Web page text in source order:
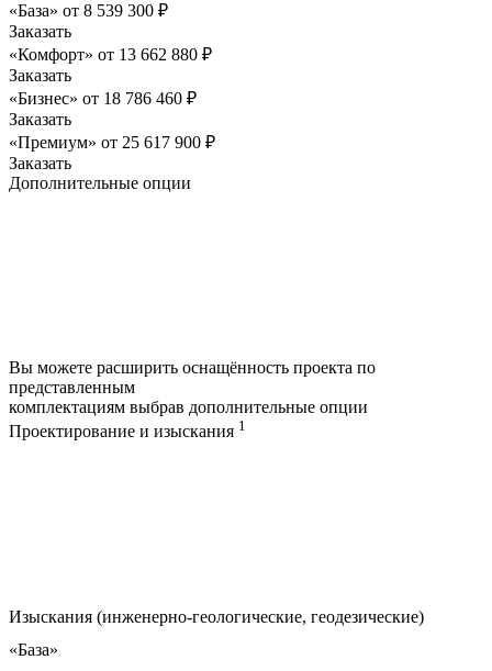
«База» от 8 539 300 ₽
Заказать
«Комфорт» от 13 662 880 ₽
Заказать
«Бизнес» от 18 786 460 ₽
Заказать
«Премиум» от 25 617 900 ₽
Заказать
Дополнительные опции
Вы можете расширить оснащённость проекта по
представленным
комплектациям выбрав дополнительные опции
Проектирование и изыскания 1
Изыскания (инженерно-геологические, геодезические)
«База»